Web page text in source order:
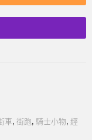
車, 街跑, 騎士小物, 經